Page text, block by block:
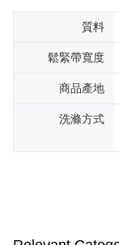
質料
鬆緊帶寬度
商品產地
洗滌方式